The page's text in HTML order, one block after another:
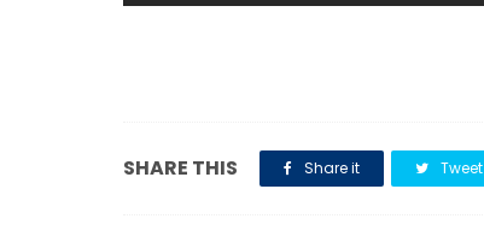
SHARE THIS Share it Tweet